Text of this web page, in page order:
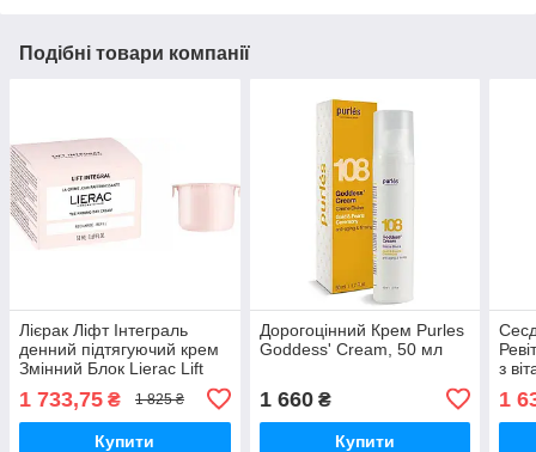
Подібні товари компанії
Лієрак Ліфт Інтеграль
денний підтягуючий крем
Змінний Блок Lierac Lift
Integral Day Cream Refill
50 мл
1 733,75 ₴ 1 825 ₴
Купити
Дорогоцінний Крем Purles
Goddess' Cream, 50 мл
1 660₴
Купити
з
мл
1